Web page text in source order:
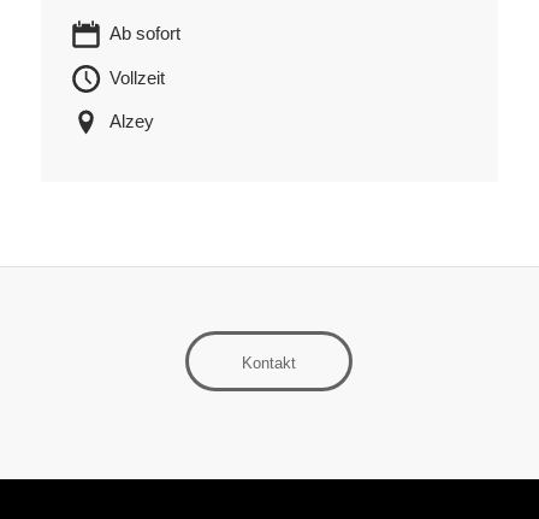
Ab sofort
Vollzeit
Alzey
Kontakt